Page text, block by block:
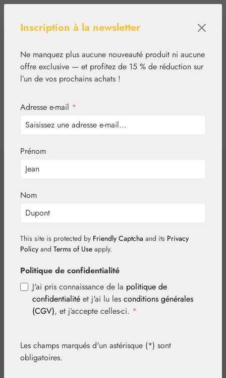
tcinn-a11y-toolbar.show
Huile de graines
de persil
Ignorer la galerie d'images
Inscription à la newsletter
Ne manquez plus aucune nouveauté produit ni aucune
offre exclusive — et profitez de 15 % de réduction sur
l’un de vos prochains achats !
Adresse e-mail *
Prénom
Nom
This site is protected by Friendly Captcha and its Privacy
Policy and Terms of Use apply.
Politique de confidentialité
J'ai pris connaissance de la politique de
confidentialité et j'ai lu les conditions générales
(CGV), et j’accepte celles-ci. *
Les champs marqués d'un astérisque (*) sont
obligatoires.